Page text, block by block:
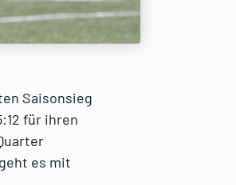
Saisonsieg
für ihren
es mit